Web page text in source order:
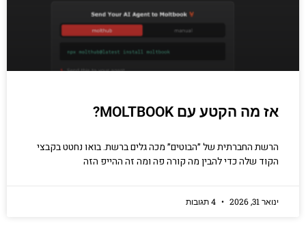
אז מה הקטע עם MOLTBOOK?
הרשת החברתית של ״הבוטים״ מכה גלים ברשת. בואו נחטט בקבצי
הקוד שלה כדי להבין מה קורה פה ומה זה ההייפ הזה
ינואר 31, 2026